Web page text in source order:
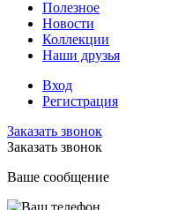
Полезное
Новости
Коллекции
Наши друзья
Вход
Регистрация
Заказать звонок
Заказать звонок
Ваше сообщение